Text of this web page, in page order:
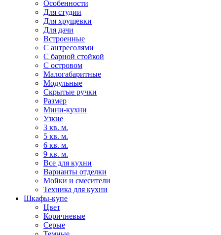
Особенности
Для студии
Для хрущевки
Для дачи
Встроенные
С антресолями
С барной стойкой
С островом
Малогабаритные
Модульные
Скрытые ручки
Размер
Мини-кухни
Узкие
3 кв. м.
5 кв. м.
6 кв. м.
9 кв. м.
Все для кухни
Варианты отделки
Мойки и смесители
Техника для кухни
Шкафы-купе
Цвет
Коричневые
Серые